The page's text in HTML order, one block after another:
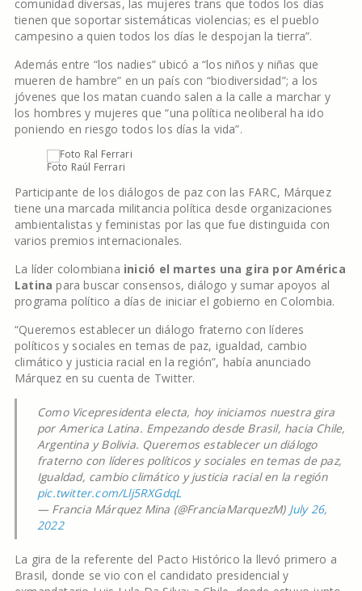
comunidad diversas, las mujeres trans que todos los días
tienen que soportar sistemáticas violencias; es el pueblo
campesino a quien todos los días le despojan la tierra”.
Además entre “los nadies” ubicó a “los niños y niñas que
mueren de hambre” en un país con “biodiversidad”; a los
jóvenes que los matan cuando salen a la calle a marchar y
los hombres y mujeres que “una política neoliberal ha ido
poniendo en riesgo todos los días la vida”.
Foto Raúl Ferrari
Participante de los diálogos de paz con las FARC, Márquez
tiene una marcada militancia política desde organizaciones
ambientalistas y feministas por las que fue distinguida con
varios premios internacionales.
La líder colombiana inició el martes una gira por América
Latina para buscar consensos, diálogo y sumar apoyos al
programa político a días de iniciar el gobierno en Colombia.
“Queremos establecer un diálogo fraterno con líderes
políticos y sociales en temas de paz, igualdad, cambio
climático y justicia racial en la región”, había anunciado
Márquez en su cuenta de Twitter.
Como Vicepresidenta electa, hoy iniciamos nuestra gira
por America Latina. Empezando desde Brasil, hacia Chile,
Argentina y Bolivia. Queremos establecer un diálogo
fraterno con líderes políticos y sociales en temas de paz,
Igualdad, cambio climático y justicia racial en la región
pic.twitter.com/Llj5RXGdqL
— Francia Márquez Mina (@FranciaMarquezM) July 26,
2022
La gira de la referente del Pacto Histórico la llevó primero a
Brasil, donde se vio con el candidato presidencial y